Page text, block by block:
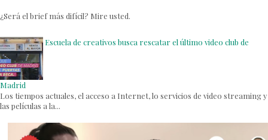
¿Será el brief más difícil? Mire usted.
Escuela de creativos busca rescatar el último video club de
Madrid
Los tiempos actuales, el acceso a Internet, lo servicios de video streaming y
las películas a la...